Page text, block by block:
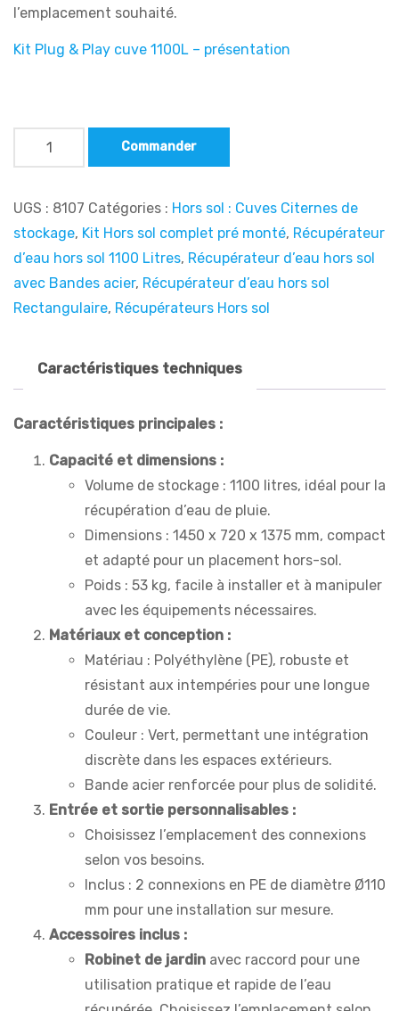
l’emplacement souhaité.
Kit Plug & Play cuve 1100L – présentation
Commander
UGS : 8107 Catégories : Hors sol : Cuves Citernes de
stockage, Kit Hors sol complet pré monté, Récupérateur
d’eau hors sol 1100 Litres, Récupérateur d’eau hors sol
avec Bandes acier, Récupérateur d’eau hors sol
Rectangulaire, Récupérateurs Hors sol
Caractéristiques techniques
Caractéristiques principales :
Capacité et dimensions :
Volume de stockage : 1100 litres, idéal pour la
récupération d’eau de pluie.
Dimensions : 1450 x 720 x 1375 mm, compact
et adapté pour un placement hors-sol.
Poids : 53 kg, facile à installer et à manipuler
avec les équipements nécessaires.
Matériaux et conception :
Matériau : Polyéthylène (PE), robuste et
résistant aux intempéries pour une longue
durée de vie.
Couleur : Vert, permettant une intégration
discrète dans les espaces extérieurs.
Bande acier renforcée pour plus de solidité.
Entrée et sortie personnalisables :
Choisissez l’emplacement des connexions
selon vos besoins.
Inclus : 2 connexions en PE de diamètre Ø110
mm pour une installation sur mesure.
Accessoires inclus :
Robinet de jardin avec raccord pour une
utilisation pratique et rapide de l’eau